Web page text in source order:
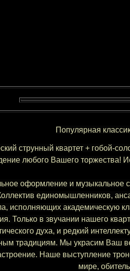
Популярная
струнный квартет + гобой-
любого Вашего торжества!
оформление и музыкальное
единомышленников,
исполняющих академическую
Только в звучании нашего
духа, и редкий
традициям. Мы украсим Ваш
Наше выступление
мире,